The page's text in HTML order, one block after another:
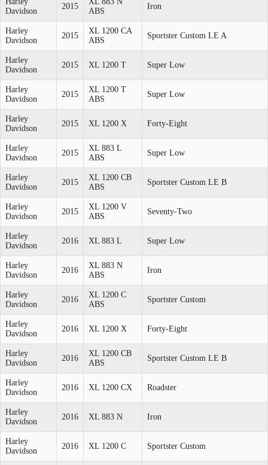
Davidson
2015
ABS
Iron
Harley
Davidson
2015
XL 1200 CA
ABS
Sportster Custom LE A
Harley
Davidson
2015 XL 1200 T Super Low
Harley
Davidson
2015
XL 1200 T
ABS
Super Low
Harley
Davidson
2015 XL 1200 X Forty-Eight
Harley
Davidson
2015
XL 883 L
ABS
Super Low
Harley
Davidson
2015
XL 1200 CB
ABS
Sportster Custom LE B
Harley
Davidson
2015
XL 1200 V
ABS
Seventy-Two
Harley
Davidson
2016 XL 883 L Super Low
Harley
Davidson
2016
XL 883 N
ABS
Iron
Harley
Davidson
2016
XL 1200 C
ABS
Sportster Custom
Harley
Davidson
2016 XL 1200 X Forty-Eight
Harley
Davidson
2016
XL 1200 CB
ABS
Sportster Custom LE B
Harley
Davidson
2016 XL 1200 CX Roadster
Harley
Davidson
2016 XL 883 N Iron
Harley
Davidson
2016 XL 1200 C Sportster Custom